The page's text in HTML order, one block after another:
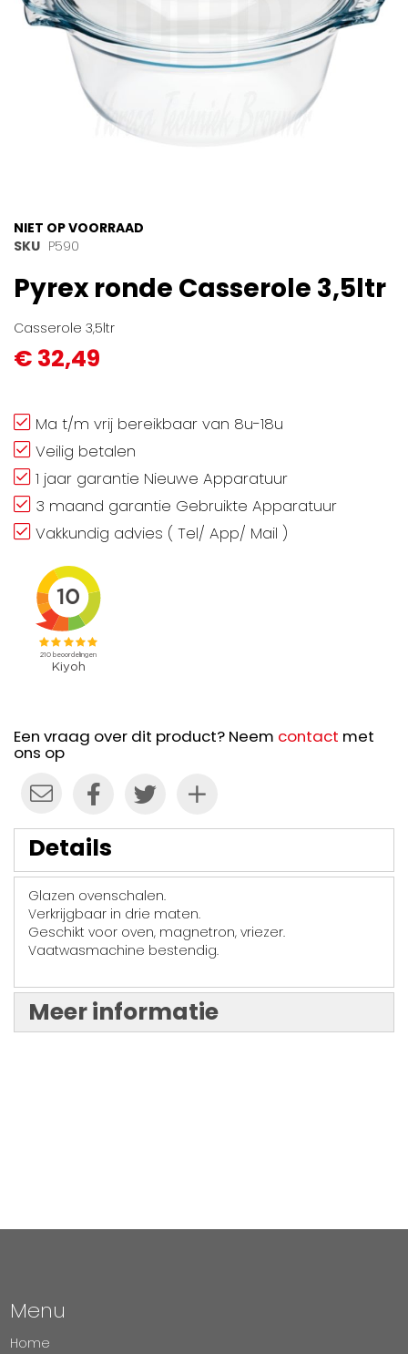
Ga
naar
begin
van
afbeeldingen-
gallerij
NIET OP VOORRAAD
SKU P590
Pyrex ronde Casserole 3,5ltr
Casserole 3,5ltr
€ 32,49
Ma t/m vrij bereikbaar van 8u-18u
Veilig betalen
1 jaar garantie Nieuwe Apparatuur
3 maand garantie Gebruikte Apparatuur
Vakkundig advies ( Tel/ App/ Mail )
Een vraag over dit product? Neem contact met
ons op
Details
Glazen ovenschalen.
Verkrijgbaar in drie maten.
Geschikt voor oven, magnetron, vriezer.
Vaatwasmachine bestendig.
Meer informatie
Menu
Home